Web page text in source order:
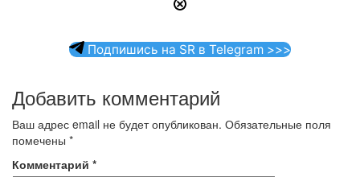
Подпишись на SR в Telegram >>>
Добавить комментарий
Ваш адрес email не будет опубликован. Обязательные поля
помечены *
Комментарий *